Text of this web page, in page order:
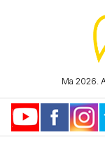
Ma 2026.